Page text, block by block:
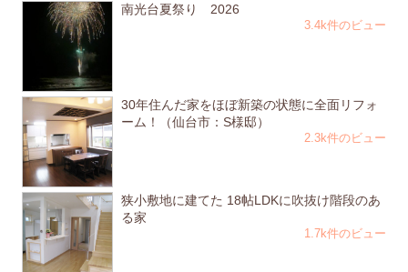
南光台夏祭り 2026
3.4k件のビュー
30年住んだ家をほぼ新築の状態に全面リフォ
ーム！（仙台市：S様邸）
2.3k件のビュー
狭小敷地に建てた 18帖LDKに吹抜け階段のあ
る家
1.7k件のビュー